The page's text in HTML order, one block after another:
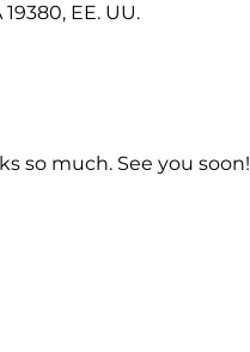
EE. UU.
so much. See you soon!